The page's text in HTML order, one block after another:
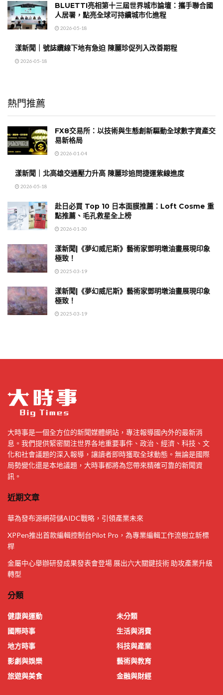
BLUETTI亮相第十三屆世界城市論壇：攜手聯合國
人居署，點亮全球可持續城市化進程
2026-05-18
漾新聞｜號誌纜線下地有急迫 陳麗珍促列入改善期程
2026-05-18
熱門推薦
FX8交易所：以技術與生態創新驅動全球數字資產交
易新格局
2026-01-04
漾新聞｜北高雄交通壓力升高 陳麗珍追問捷運紫線進度
2026-05-18
赴日必買 Top 10 日本面膜推薦：Loft Cosme 重
點推薦、毛孔救星全上榜
2026-01-30
漾新聞|《夢幻威尼斯》藝術家鄧明墩油畫展現印象
極致！
2025-03-19
漾新聞|《夢幻威尼斯》藝術家鄧明墩油畫展現印象
極致！
2025-03-19
大時事是一個全方位的新聞媒體網站，專注報導國內外的最新消
息。我們提供緊密關注世界各地重要事件、政治、經濟、科技、文
化和社會議題的深入報導，讓讀者即時獲取全球動態。無論是國際
局勢變化還是本地議題，大時事都將為您帶來精確可靠的新聞資
訊。
近期文章
華為發布源網荷儲AIDC戰略，引領產業未來
XPPen推出首款編輯控制台Pilot Pro，為專業編輯工作流樹立新標
桿
金屬中心舉辦研發成果發表會登場 展出六大關鍵技術 助攻產業升級
轉型
分類
健康與運動
國際時事
地方時事
影劇與娛樂
旅遊與美食
未分類
生活與消費
科技與產業
藝術與教育
金融與財經